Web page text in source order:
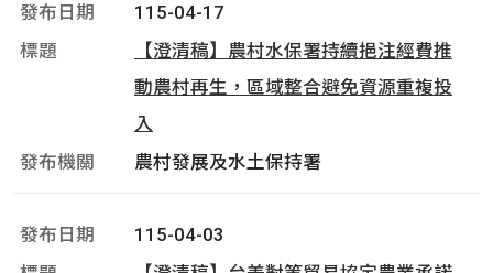
115-04-17
【澄清稿】農村水保署持續挹注經費推
動農村再生，區域整合避免資源重複投
入
農村發展及水土保持署
115-04-03